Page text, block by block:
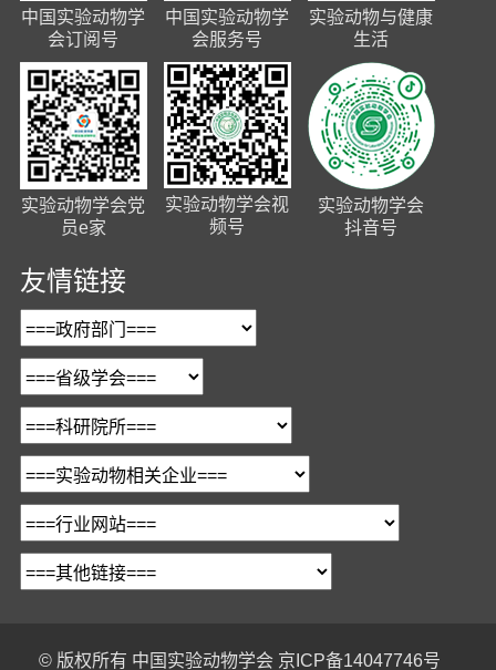
中国实验动物学
会订阅号
中国实验动物学
会服务号
实验动物与健康
生活
实验动物学会党
员e家
实验动物学会视
频号
实验动物学会
抖音号
友情链接
© 版权所有 中国实验动物学会 京ICP备14047746号